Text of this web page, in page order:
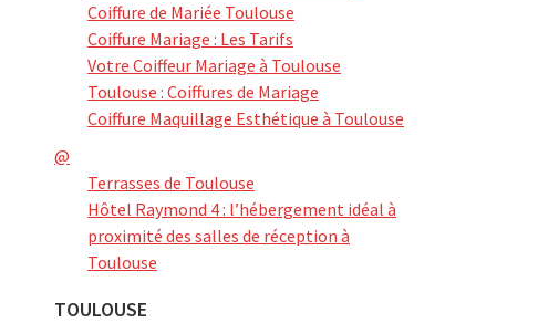
Coiffure de Mariée Toulouse
Coiffure Mariage : Les Tarifs
Votre Coiffeur Mariage à Toulouse
Toulouse : Coiffures de Mariage
Coiffure Maquillage Esthétique à Toulouse
@
Terrasses de Toulouse
Hôtel Raymond 4 : l’hébergement idéal à
proximité des salles de réception à
Toulouse
TOULOUSE